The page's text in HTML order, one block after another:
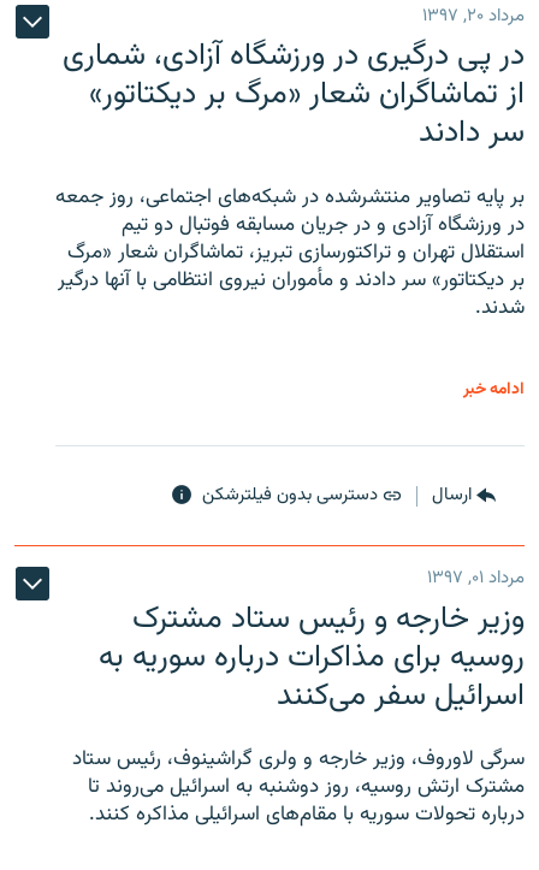
مرداد ۲۰, ۱۳۹۷
در پی درگیری در ورزشگاه آزادی، شماری
از تماشاگران شعار «مرگ بر دیکتاتور»
سر دادند
بر پایه تصاویر منتشرشده در شبکه‌های اجتماعی، روز جمعه
در ورزشگاه آزادی و در جریان مسابقه فوتبال دو تیم
استقلال تهران و تراکتورسازی تبریز، تماشاگران شعار «مرگ
بر دیکتاتور» سر دادند و مأموران نیروی انتظامی با آنها درگیر
شدند.
ادامه خبر
ارسال دسترسی بدون فیلترشکن
مرداد ۰۱, ۱۳۹۷
وزیر خارجه و رئیس‌ ستاد مشترک
روسیه برای مذاکرات درباره سوریه به
اسرائیل سفر می‌کنند
سرگی لاوروف، وزیر خارجه و ولری گراشینوف، رئیس ستاد
مشترک ارتش روسیه، روز دوشنبه به اسرائیل می‌روند تا
درباره تحولات سوریه با مقام‌های اسرائیلی مذاکره کنند.